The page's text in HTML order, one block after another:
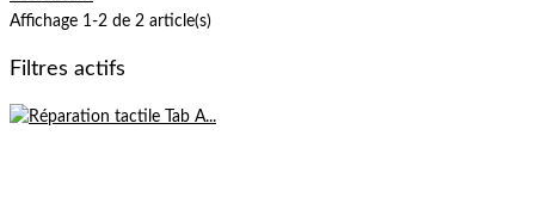
Affichage 1-2 de 2 article(s)
Filtres actifs